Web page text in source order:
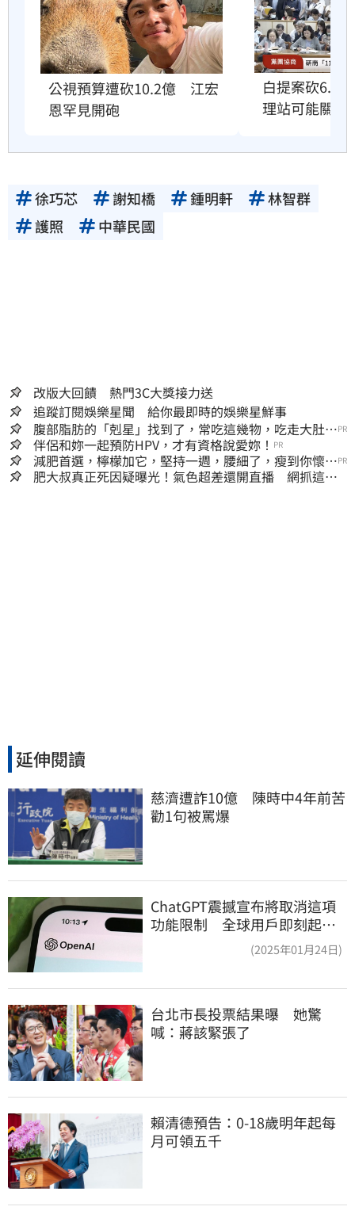
公視預算遭砍10.2億　江宏
恩罕見開砲
白提案砍6.6
理站可能關門
徐巧芯 謝知橋 鍾明軒
林智群
護照
中華民國
改版大回饋 熱門3C大獎接力送
追蹤訂閱娛樂星聞 給你最即時的娛樂星鮮事
腹部脂肪的「剋星」找到了，常吃這幾物，吃走大肚
囊，瘦出小蠻腰
PR
伴侶和妳一起預防HPV，才有資格說愛妳！ PR
減肥首選，檸檬加它，堅持一週，腰細了，瘦到你懷疑
人生
PR
肥大叔真正死因疑曝光！氣色超差還開直播 網抓這一
延伸閱讀
慈濟遭詐10億　陳時中4年前苦
勸1句被罵爆
ChatGPT震撼宣布將取消這項
功能限制 全球用戶即刻起
(2025年01月24日)
台北市長投票結果曝　她驚
喊：蔣該緊張了
賴清德預告：0-18歲明年起每
月可領五千